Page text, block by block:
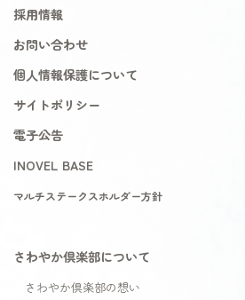
採用情報
お問い合わせ
個人情報保護について
サイトポリシー
電子公告
INOVEL BASE
マルチステークスホルダー方針
さわやか倶楽部について
さわやか倶楽部の想い